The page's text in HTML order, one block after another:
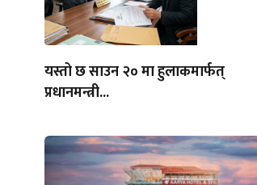
यस्तो छ साउन २० मा हुलाकमार्फत्
प्रधानमन्त्री...